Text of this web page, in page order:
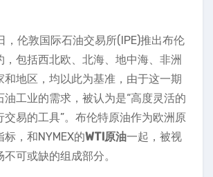
，伦敦国际石油交易所(IPE)推出布伦
，包括西北欧、北海、地中海、非洲
和地区，均以此为基准，由于这一期
油工业的需求，被认为是“高度灵活的
交易的工具”。布伦特原油作为欧洲原
，和NYMEX的WTI原油一起，被视
可或缺的组成部分。